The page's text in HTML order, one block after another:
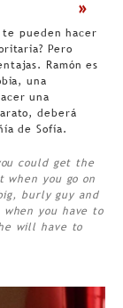
pueden hacer
Pero
Ramón es
una
una
deberá
de Sofía.
could get the
when you go on
burly guy and
you have to
will have to
>